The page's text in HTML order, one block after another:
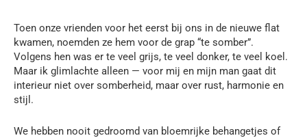
Toen onze vrienden voor het eerst bij ons in de nieuwe flat
kwamen, noemden ze hem voor de grap “te somber”.
Volgens hen was er te veel grijs, te veel donker, te veel koel.
Maar ik glimlachte alleen — voor mij en mijn man gaat dit
interieur niet over somberheid, maar over rust, harmonie en
stijl.
We hebben nooit gedroomd van bloemrijke behangetjes of